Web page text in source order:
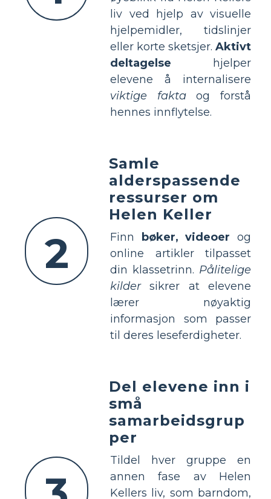
liv ved hjelp av visuelle
hjelpemidler, tidslinjer
eller korte sketsjer. Aktivt
deltagelse hjelper
elevene å internalisere
viktige faktaog forstå
hennes innflytelse.
2
Samle
alderspassende
ressurser om
Helen Keller
Finn bøker, videoer og
online artikler tilpasset
din klassetrinn. Pålitelige
kildersikrer at elevene
lærer nøyaktig
informasjon som passer
til deres leseferdigheter.
Del elevene inn i
små
samarbeidsgrup
per
Tildel hver gruppe en
annen fase av Helen
Kellers liv, som barndom,